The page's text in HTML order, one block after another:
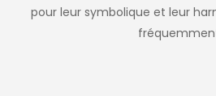
pour leur symbolique et leur